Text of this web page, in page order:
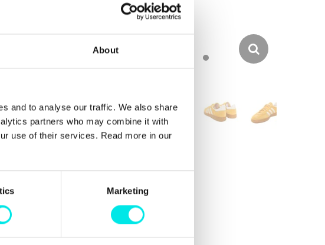
About
and to analyse our traffic. We also share
partners who may combine it with
use of their services. Read more in our
Marketing